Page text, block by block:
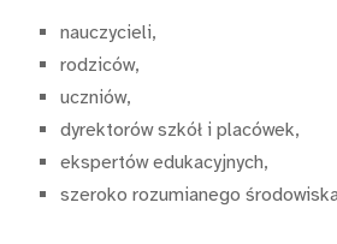
nauczycieli,
rodziców,
uczniów,
dyrektorów szkół i placówek,
ekspertów edukacyjnych,
szeroko rozumianego